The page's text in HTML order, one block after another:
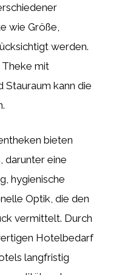
wie Größe,
werden.
mit
Stauraum kann die
bieten
darunter eine
hygienische
Optik, die den
vermittelt. Durch
Hotelbedarf
langfristig